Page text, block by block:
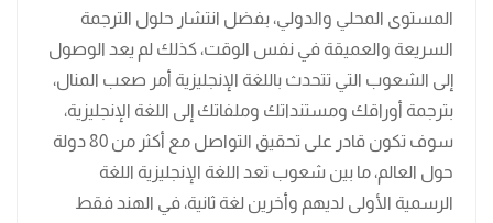
المستوى المحلي والدولي، بفضل انتشار حلول الترجمة
السريعة والعميقة في نفس الوقت، كذلك لم يعد الوصول
إلى الشعوب التي تتحدث باللغة الإنجليزية أمر صعب المنال،
بترجمة أوراقك ومستنداتك وملفاتك إلى اللغة الإنجليزية،
سوف تكون قادر على تحقيق التواصل مع أكثر من 80 دولة
حول العالم، ما بين شعوب تعد اللغة الإنجليزية اللغة
الرسمية الأولى لديهم وأخرين لغة ثانية، في الهند فقط